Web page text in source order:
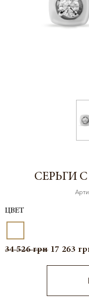
СЕРЬГИ
ЦВЕТ
34 526грн 17 263